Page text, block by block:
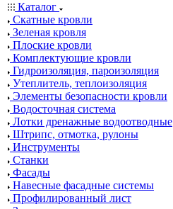
Каталог
Скатные кровли
Зеленая кровля
Плоские кровли
Комплектующие кровли
Гидроизоляция, пароизоляция
Утеплитель, теплоизоляция
Элементы безопасности кровли
Водосточная система
Лотки дренажные водоотводные
Штрипс, отмотка, рулоны
Инструменты
Станки
Фасады
Навесные фасадные системы
Профилированный лист